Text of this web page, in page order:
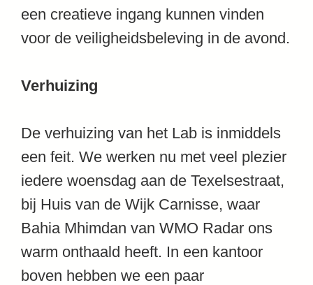
een creatieve ingang kunnen vinden
voor de veiligheidsbeleving in de avond.
Verhuizing
De verhuizing van het Lab is inmiddels
een feit. We werken nu met veel plezier
iedere woensdag aan de Texelsestraat,
bij Huis van de Wijk Carnisse, waar
Bahia Mhimdan van WMO Radar ons
warm onthaald heeft. In een kantoor
boven hebben we een paar